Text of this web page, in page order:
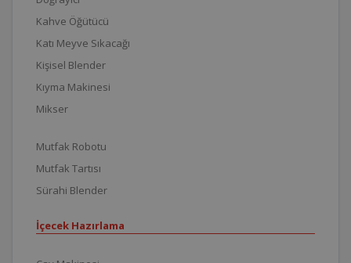
Kahve Öğütücü
Katı Meyve Sıkacağı
Kişisel Blender
Kıyma Makinesi
Mikser
Mutfak Robotu
Mutfak Tartısı
Sürahi Blender
İçecek Hazırlama